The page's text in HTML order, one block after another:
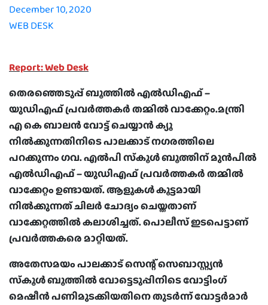
December 10, 2020
WEB DESK
Report: Web Desk
തെരഞ്ഞെടുപ്പ് ബൂത്തില്‍ എല്‍ഡിഎഫ് –
യുഡിഎഫ് പ്രവര്‍ത്തകര്‍ തമ്മില്‍ വാക്കേറ്റം.മന്ത്രി
എ കെ ബാലന്‍ വോട്ട് ചെയ്യാന്‍ ക്യൂ
നില്‍ക്കുന്നതിനിടെ പാലക്കാട് നഗരത്തിലെ
പറക്കുന്നം ഗവ. എല്‍പി സ്‌കൂള്‍ ബൂത്തിന് മുന്‍പില്‍
എല്‍ഡിഎഫ് – യുഡിഎഫ് പ്രവര്‍ത്തകര്‍ തമ്മില്‍
വാക്കേറ്റം ഉണ്ടായത്. ആളുകള്‍ കൂട്ടമായി
നില്‍ക്കുന്നത് ചിലര്‍ ചോദ്യം ചെയ്തതാണ്
വാക്കേറ്റത്തില്‍ കലാശിച്ചത്. പൊലീസ് ഇടപെട്ടാണ്
പ്രവര്‍ത്തകരെ മാറ്റിയത്.
അതേസമയം പാലക്കാട് സെന്റ് സെബാസ്റ്റ്യന്‍
സ്‌കൂള്‍ ബൂത്തില്‍ വോട്ടെടുപ്പിനിടെ വോട്ടിംഗ്
മെഷീന്‍ പണിമുടക്കിയതിനെ തുടര്‍ന്ന് വോട്ടര്‍മാര്‍